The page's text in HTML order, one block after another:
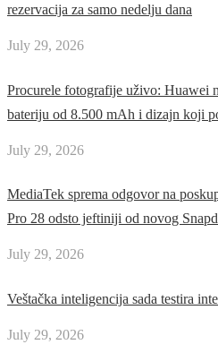
rezervacija za samo nedelju dana
July 29, 2026
Procurele fotografije uživo: Huawei
bateriju od 8.500 mAh i dizajn koji
July 29, 2026
MediaTek sprema odgovor na
Pro 28 odsto jeftiniji od novog
July 29, 2026
Veštačka inteligencija sada testira
July 29, 2026